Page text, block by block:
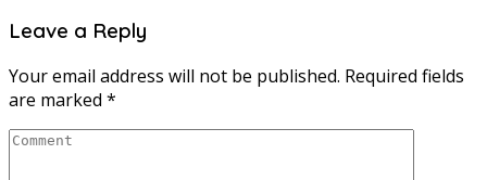
Leave a Reply
Your email address will not be published. Required fields
are marked *